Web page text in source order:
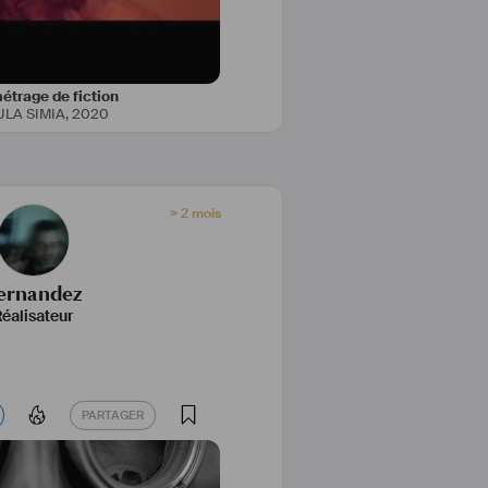
de fiction
SIMIA,2020
> 2 mois
PARTAGER
PARTAGER